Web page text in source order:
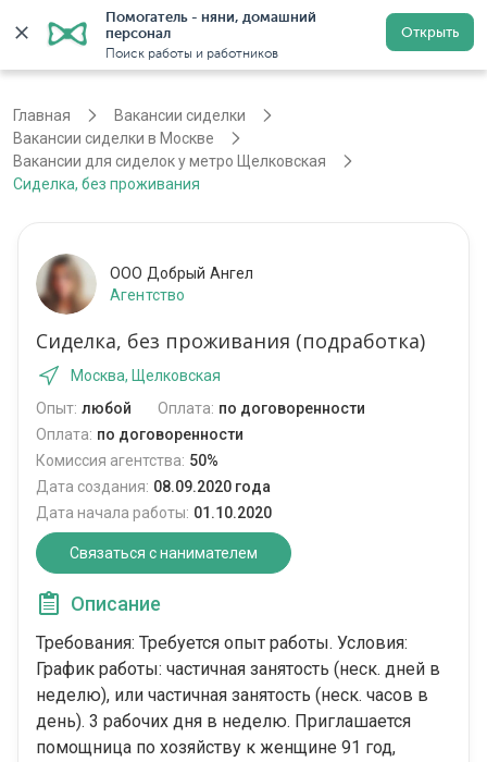
Помогатель - няни, домашний
персонал
Поиск работы и работников
Открыть
Регистрация
Главная
Вакансии сиделки
Вакансии сиделки в Москве
Вакансии для сиделок у метро Щелковская
Сиделка, без проживания
ООО Добрый Ангел
Агентство
Сиделка, без проживания (подработка)
Москва, Щелковская
Опыт: любой Оплата: по договоренности
Оплата: по договоренности
Комиссия агентства: 50%
Дата создания: 08.09.2020 года
Дата начала работы: 01.10.2020
Связаться с нанимателем
Описание
Требования: Требуется опыт работы. Условия:
График работы: частичная занятость (неск. дней в
неделю), или частичная занятость (неск. часов в
день). 3 рабочих дня в неделю. Приглашается
помощница по хозяйству к женщине 91 год,